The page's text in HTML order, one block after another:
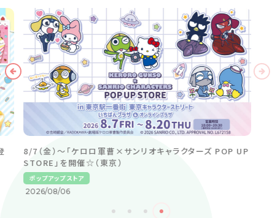
8/7（金）～「ケロロ軍曹×サンリオキャラクターズ POP UP
STORE」を開催☆（東京）
ポップアップストア
2026/08/06